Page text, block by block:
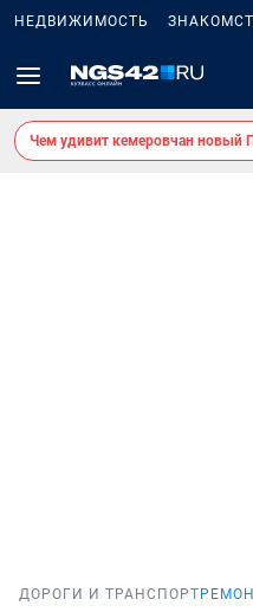
НЕДВИЖИМОСТЬ
Чем удивит кемеровчан новый
ДОРОГИ И ТРАНСПОРТ